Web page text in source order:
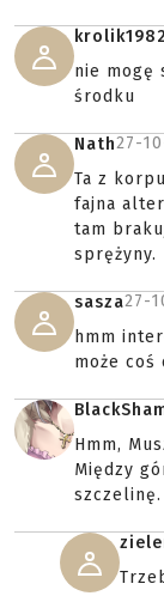
krolik1982
nie mogę
środku
Nath27-
Ta z
fajna
tam
sprężyny.
sasza27-
hmm
może coś
Hmm,
Między
szczelinę.